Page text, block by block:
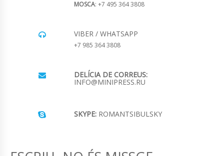
MOSCA: +7 495 364 3808
VIBER / WHATSAPP
+7 985 364 3808
DELÍCIA DE CORREUS:
INFO@MINIPRESS.RU
SKYPE: ROMANTSIBULSKY